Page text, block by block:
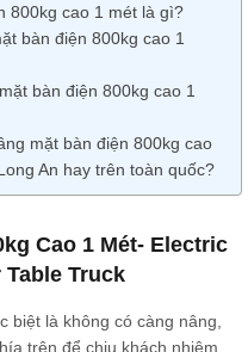
800kg cao 1 mét là gì?
bàn điện 800kg cao 1
bàn điện 800kg cao 1
mặt bàn điện 800kg cao
An hay trên toàn quốc?
Cao 1 Mét- Electric
Truck
biệt là không có càng nâng,
trên để chịu khách nhiệm